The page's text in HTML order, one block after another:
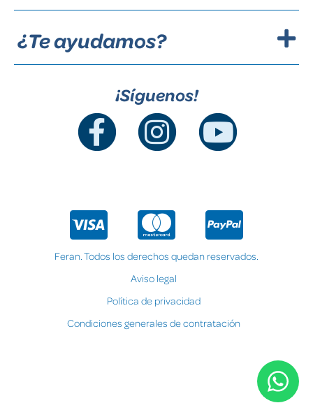
¿Te ayudamos?
¡Síguenos!
Feran. Todos los derechos quedan reservados.
Aviso legal
Política de privacidad
Condiciones generales de contratación